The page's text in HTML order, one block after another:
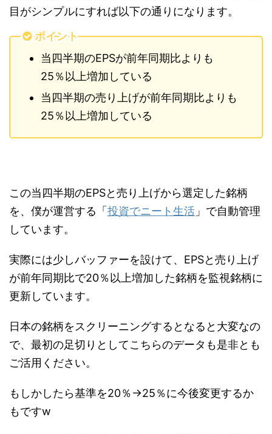
目がシンプルにすれば以下の通りになります。
ポイント
当四半期のEPSが前年同期比よりも
25％以上増加している
当四半期の売り上げが前年同期比よりも
25％以上増加している
この当四半期のEPSと売り上げから選定した銘柄
を、僕が運営する「投資でニート生活 」で自動管理
しています。
実際には少しバッファーを設けて、EPSと売り上げ
が前年同期比で20％以上増加した銘柄を監視銘柄に
更新しています。
日本の銘柄をスクリーニングするとなると大変なの
で、最初の足切りとしてこちらのデータも是非とも
ご活用ください。
もしかしたら基準を20％→25％に今後変更するか
もですw